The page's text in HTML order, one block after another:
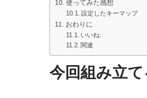
使ってみた感想
設定したキーマップ
おわりに
いいね:
関連
今回組み立